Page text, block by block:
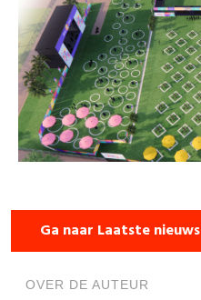
Ga naar Laatste nieuws
OVER DE AUTEUR